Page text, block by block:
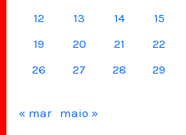
12
13 14 15
19
20 21 22
26
27 28 29
« mar maio »